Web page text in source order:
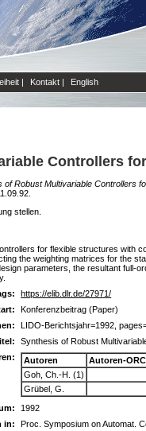
| Kontakt | English
Controllers
of Robust Multivariable Controllers
stellen.
for flexible structures
the weighting matrices for the
parameters, the resultant full-
https://elib.dlr.de/27971/
Konferenzbeitrag (Paper)
LIDO-Berichtsjahr=1992,
Synthesis of Robust
Autoren
Autoren-
Goh, Ch.-H. (1)
Grübel, G.
1992
in:
Proc. Symposium on Automat.